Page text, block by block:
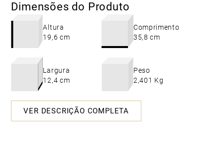
Dimensões do Produto
Altura
19,6 cm
Comprimento
35,8 cm
Largura
12,4 cm
Peso
2,401 Kg
VER DESCRIÇÃO COMPLETA